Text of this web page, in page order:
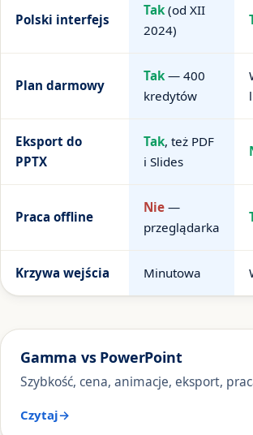
Polski interfejs
Tak (od XII
2024)
Plan darmowy
Tak — 400
kredytów
Eksport do
PPTX
Tak, też PDF
i Slides
Praca offline
Nie —
przeglądarka
Krzywa wejścia Minutowa
Gamma vs PowerPoint
Szybkość, cena, animacje, eksport,
Czytaj